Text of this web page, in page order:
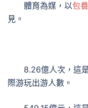
體育為媒，以包
見。
8.26億人次，這
際游玩出游人數。